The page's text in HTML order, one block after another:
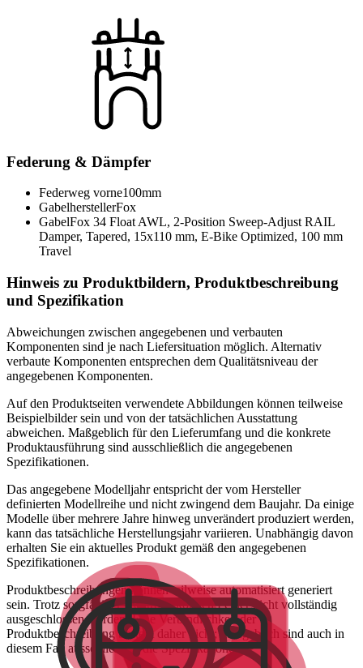
Federung & Dämpfer
Federweg vorne100mm
GabelherstellerFox
GabelFox 34 Float AWL, 2-Position Sweep-Adjust RAIL
Damper, Tapered, 15x110 mm, E-Bike Optimized, 100 mm
Travel
Hinweis zu Produktbildern, Produktbeschreibung
und Spezifikation
Abweichungen zwischen angegebenen und verbauten
Komponenten sind je nach Liefersituation möglich. Alternativ
verbaute Komponenten entsprechen dem Qualitätsniveau der
angegebenen Komponenten.
Auf den Produktseiten verwendete Abbildungen können teilweise
Beispielbilder sein und von der tatsächlichen Ausstattung
abweichen. Maßgeblich für den Lieferumfang und die konkrete
Produktausführung sind ausschließlich die angegebenen
Spezifikationen.
Das angegebene Modelljahr entspricht der vom Hersteller
definierten Modellreihe und nicht zwingend dem Baujahr. Da einige
Modelle über mehrere Jahre hinweg unverändert produziert werden,
kann das tatsächliche Herstellungsjahr variieren. Unabhängig davon
erhalten Sie ein aktuelles Produkt gemäß den angegebenen
Spezifikationen.
Produktbeschreibungen können teilweise automatisiert generiert
sein. Trotz sorgfältiger Kontrolle können Fehler nicht vollständig
ausgeschlossen werden. Eine Verbindlichkeit der
Produktbeschreibung besteht daher nicht; maßgeblich sind auch in
diesem Fall ausschließlich die Spezifikationen.